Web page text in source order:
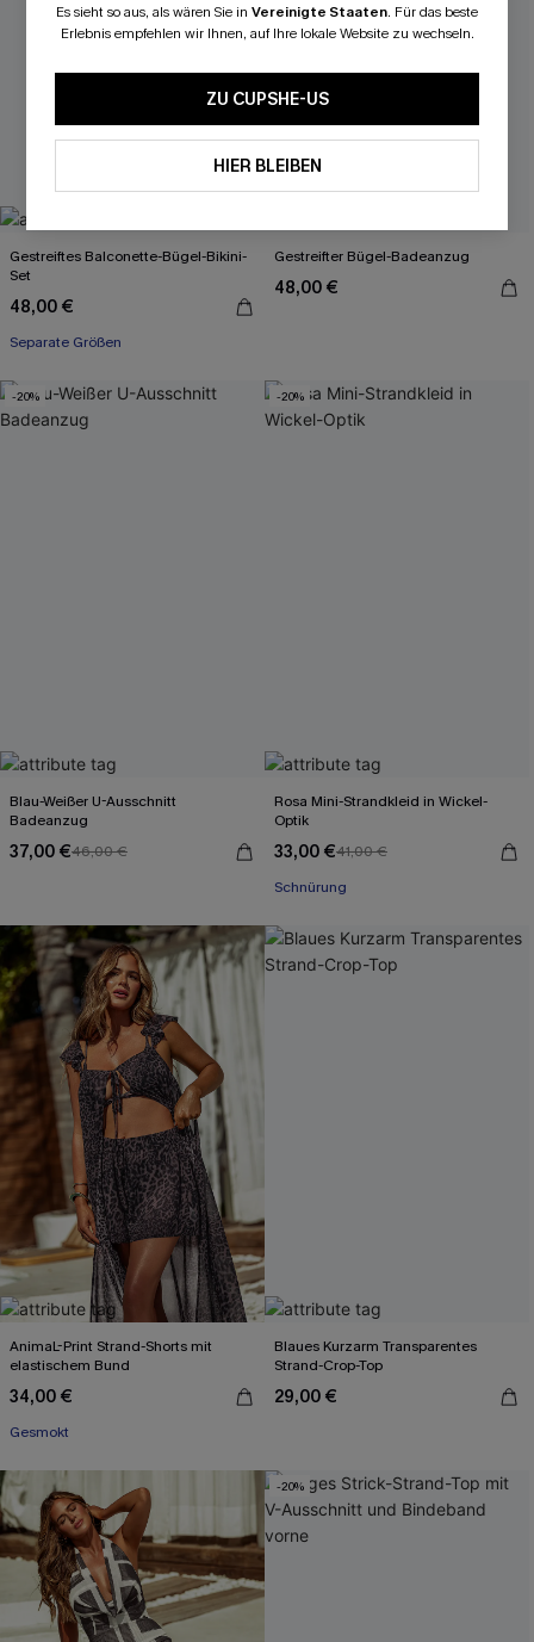
Gestreiftes Balconette-Bügel-Bikini-
Set
48,00 €
Separate Größen
Gestreifter Bügel-Badeanzug
48,00 €
-20%
Blau-Weißer U-Ausschnitt
Badeanzug
37,00 €46,00 €
-20%
Rosa Mini-Strandkleid in Wickel-
Optik
33,00 €41,00 €
Schnürung
AnimaL-Print Strand-Shorts mit
elastischem Bund
34,00 €
Gesmokt
Blaues Kurzarm Transparentes
Strand-Crop-Top
29,00 €
-20%
Es sieht so aus, als wären Sie in Vereinigte Staaten. Für das beste
Erlebnis empfehlen wir Ihnen, auf Ihre lokale Website zu wechseln.
ZU CUPSHE-US
HIER BLEIBEN